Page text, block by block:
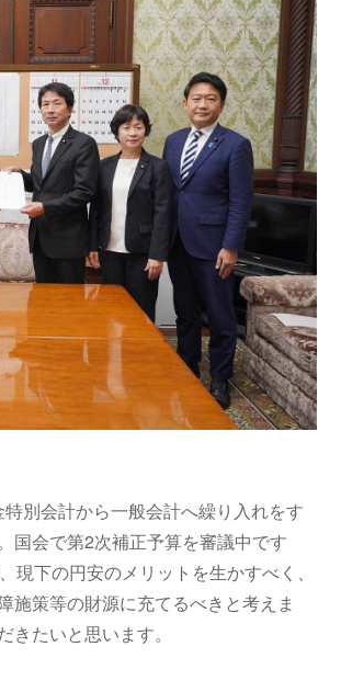
別会計から一般会計へ繰り入れをす
国会で第2次補正予算を審議中です
下の円安のメリットを生かすべく、
施策等の財源に充てるべきと考えま
たいと思います。